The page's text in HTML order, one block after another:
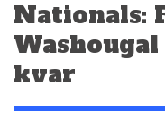
Nationals:
kvar